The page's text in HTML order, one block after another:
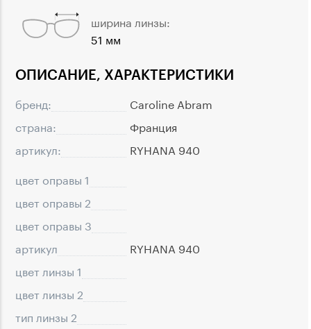
ОПИСАНИЕ, ХАРАКТЕРИСТИКИ
бренд:
Caroline Abram
страна:
Франция
артикул:
RYHANA 940
цвет оправы 1
цвет оправы 2
цвет оправы 3
артикул
RYHANA 940
цвет линзы 1
цвет линзы 2
тип линзы 2
ширина линзы:
51 мм